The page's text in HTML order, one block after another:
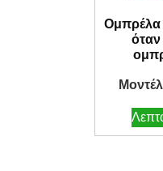
Ομπρέλα
όταν